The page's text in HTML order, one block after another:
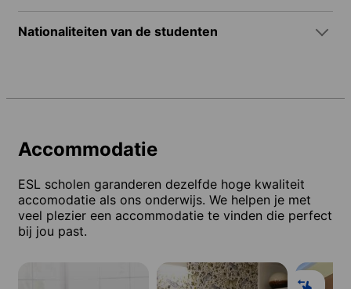
Nationaliteiten van de studenten
Accommodatie
ESL scholen garanderen dezelfde hoge kwaliteit
accomodatie als ons onderwijs. We helpen je met
veel plezier een accommodatie te vinden die perfect
bij jou past.